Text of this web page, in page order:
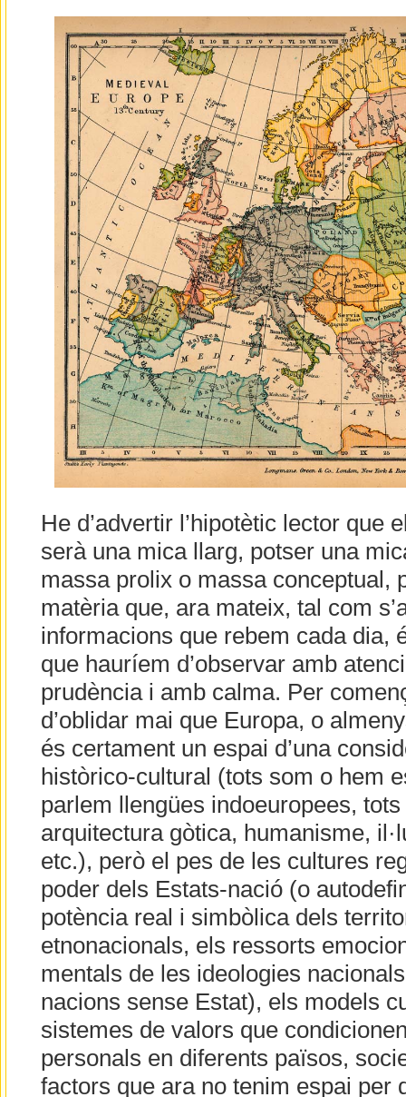
He d’advertir l’hipotètic lector que
serà una mica llarg, potser una
massa prolix o massa conceptual,
matèria que, ara mateix, tal com
informacions que rebem cada dia,
que hauríem d’observar amb
prudència i amb calma. Per
d’oblidar mai que Europa, o
és certament un espai d’una
històrico-cultural (tots som o hem
parlem llengües indoeuropees,
arquitectura gòtica, humanisme,
etc.), però el pes de les cultures
poder dels Estats-nació (o
potència real i simbòlica dels
etnonacionals, els ressorts
mentals de les ideologies
nacions sense Estat), els models
sistemes de valors que
personals en diferents països,
factors que ara no tenim espai per